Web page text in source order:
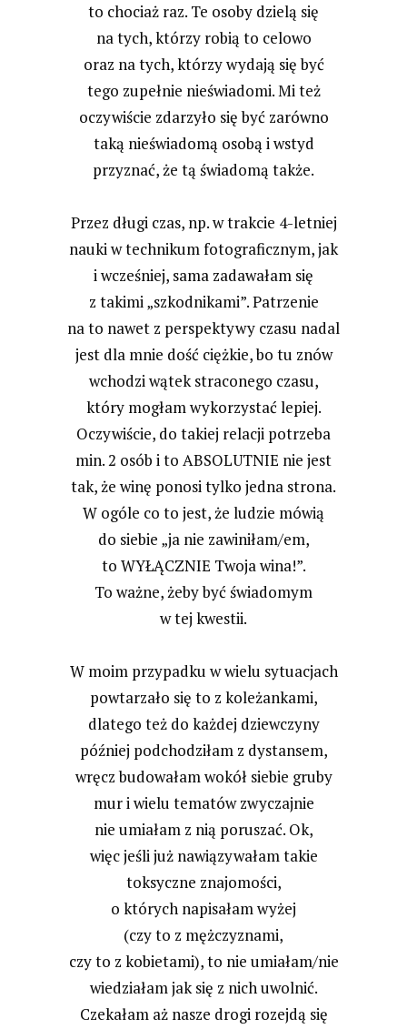
to chociaż raz. Te osoby dzielą się
na tych, którzy robią to celowo
oraz na tych, którzy wydają się być
tego zupełnie nieświadomi. Mi też
oczywiście zdarzyło się być zarówno
taką nieświadomą osobą i wstyd
przyznać, że tą świadomą także.
Przez długi czas, np. w trakcie 4-letniej
nauki w technikum fotograficznym, jak
i wcześniej, sama zadawałam się
z takimi „szkodnikami”. Patrzenie
na to nawet z perspektywy czasu nadal
jest dla mnie dość ciężkie, bo tu znów
wchodzi wątek straconego czasu,
który mogłam wykorzystać lepiej.
Oczywiście, do takiej relacji potrzeba
min. 2 osób i to ABSOLUTNIE nie jest
tak, że winę ponosi tylko jedna strona.
W ogóle co to jest, że ludzie mówią
do siebie „ja nie zawiniłam/em,
to WYŁĄCZNIE Twoja wina!”.
To ważne, żeby być świadomym
w tej kwestii.
W moim przypadku w wielu sytuacjach
powtarzało się to z koleżankami,
dlatego też do każdej dziewczyny
później podchodziłam z dystansem,
wręcz budowałam wokół siebie gruby
mur i wielu tematów zwyczajnie
nie umiałam z nią poruszać. Ok,
więc jeśli już nawiązywałam takie
toksyczne znajomości,
o których napisałam wyżej
(czy to z mężczyznami,
czy to z kobietami), to nie umiałam/nie
wiedziałam jak się z nich uwolnić.
Czekałam aż nasze drogi rozejdą się